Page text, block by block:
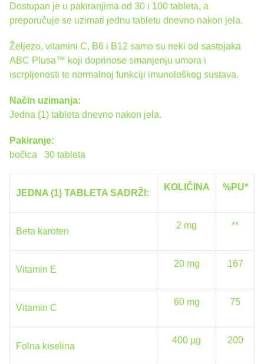
Dostupan je u pakiranjima od 30 i 100 tableta, a
preporučuje se uzimati jednu tabletu dnevno nakon jela.
Željezo, vitamini C, B6 i B12 samo su neki od sastojaka
ABC Plusa™ koji doprinose smanjenju umora i
iscrpljenosti te normalnoj funkciji imunološkog sustava.
Način uzimanja:
Jedna (1) tableta dnevno nakon jela.
Pakiranje:
bočica 30 tableta
JEDNA (1) TABLETA SADRŽI:
KOLIČINA %PU*
Beta karoten
2 mg **
Vitamin E
20 mg 167
Vitamin C
60 mg 75
Folna kiselina
400 µg 200